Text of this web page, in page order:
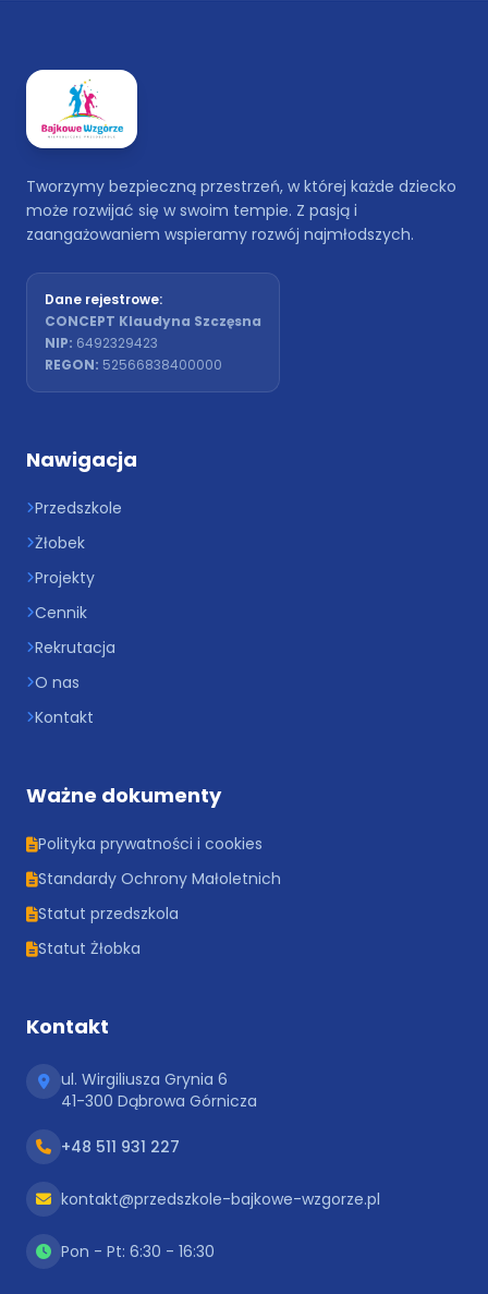
Tworzymy bezpieczną przestrzeń, w której każde dziecko
może rozwijać się w swoim tempie. Z pasją i
zaangażowaniem wspieramy rozwój najmłodszych.
Dane rejestrowe:
CONCEPT Klaudyna Szczęsna
NIP: 6492329423
REGON: 52566838400000
Nawigacja
Przedszkole
Żłobek
Projekty
Cennik
Rekrutacja
O nas
Kontakt
Ważne dokumenty
Polityka prywatności i cookies
Standardy Ochrony Małoletnich
Statut przedszkola
Statut Żłobka
Kontakt
ul. Wirgiliusza Grynia 6
41-300 Dąbrowa Górnicza
+48 511 931 227
kontakt@przedszkole-bajkowe-wzgorze.pl
Pon - Pt: 6:30 - 16:30